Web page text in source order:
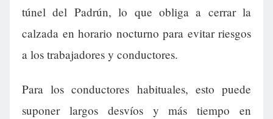
túnel del Padrún, lo que obliga a cerrar la
calzada en horario nocturno para evitar riesgos
a los trabajadores y conductores.
Para los conductores habituales, esto puede
suponer largos desvíos y más tiempo en